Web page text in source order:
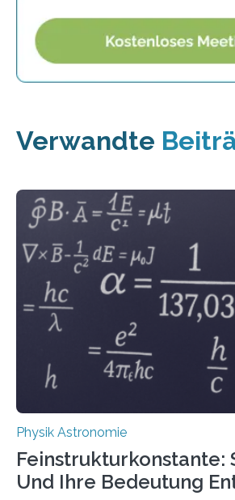
Verwandte
Physik Astronomie
Feinstrukturkonstante:
Und Ihre Bedeutung